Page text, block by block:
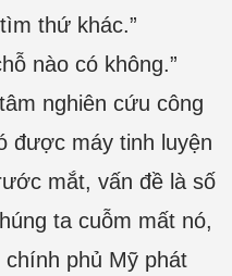
thứ khác.”
nào có không.”
nghiên cứu công
được máy tinh luyện
mắt, vấn đề là số
ta cuỗm mất nó,
chính phủ Mỹ phát